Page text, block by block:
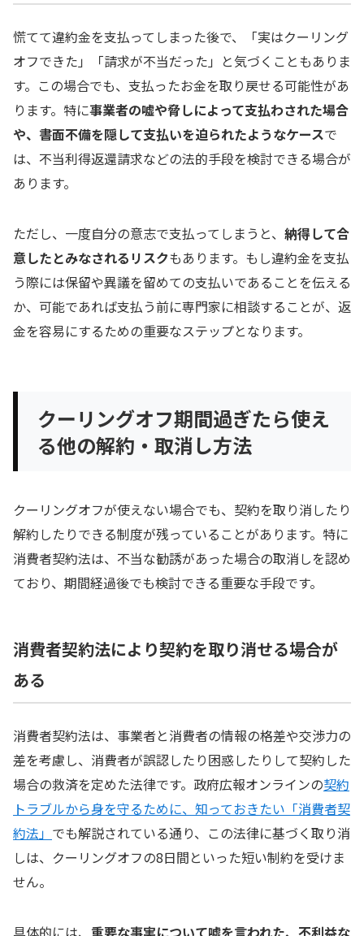
慌てて違約金を支払ってしまった後で、「実はクーリング
オフできた」「請求が不当だった」と気づくこともありま
す。この場合でも、支払ったお金を取り戻せる可能性があ
ります。特に事業者の嘘や脅しによって支払わされた場合
や、書面不備を隠して支払いを迫られたようなケースで
は、不当利得返還請求などの法的手段を検討できる場合が
あります。
ただし、一度自分の意志で支払ってしまうと、 納得して合
意したとみなされるリスクもあります。もし違約金を支払
う際には保留や異議を留めての支払いであることを伝える
か、可能であれば支払う前に専門家に相談することが、返
金を容易にするための重要なステップとなります。
クーリングオフ期間過ぎたら使え
る他の解約・取消し方法
クーリングオフが使えない場合でも、契約を取り消したり
解約したりできる制度が残っていることがあります。特に
消費者契約法は、不当な勧誘があった場合の取消しを認め
ており、期間経過後でも検討できる重要な手段です。
消費者契約法により契約を取り消せる場合が
ある
消費者契約法は、事業者と消費者の情報の格差や交渉力の
差を考慮し、消費者が誤認したり困惑したりして契約した
場合の救済を定めた法律です。政府広報オンラインの契約
トラブルから身を守るために、知っておきたい「消費者契
約法」 でも解説されている通り、この法律に基づく取り消
しは、クーリングオフの8日間といった短い制約を受けま
せん。